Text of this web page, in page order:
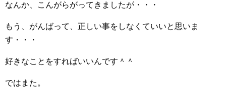
なんか、こんがらがってきましたが・・・
もう、がんばって、正しい事をしなくていいと思いま
す・・・
好きなことをすればいいんです＾＾
ではまた。